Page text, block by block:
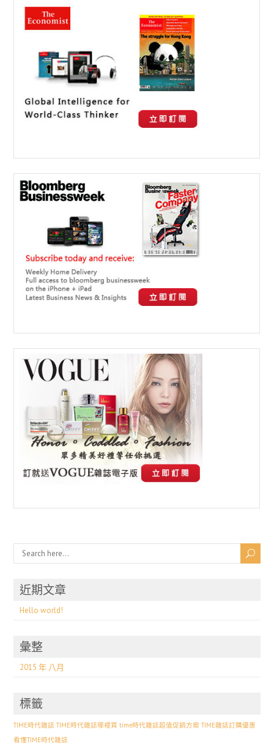
近期文章
Hello world!
彙整
2015 年 八月
標籤
TIME時代雜誌 TIME時代雜誌哪裡買 time時代雜誌超值促銷方案 TIME雜誌訂購優惠
看懂TIME時代雜誌